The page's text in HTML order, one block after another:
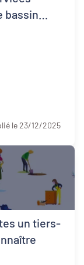
bassin
le 23/12/2025
un tiers-